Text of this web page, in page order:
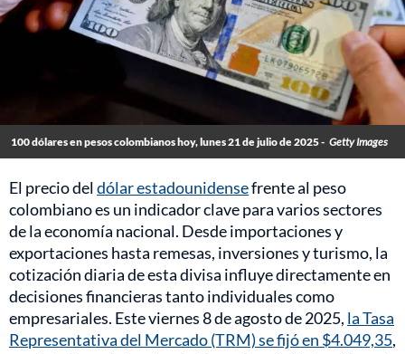
100 dólares en pesos colombianos hoy, lunes 21 de julio de 2025 - Getty Images
El precio deldólar estadounidensefrente al peso
colombiano es un indicador clave para varios sectores
de la economía nacional. Desde importaciones y
exportaciones hasta remesas, inversiones y turismo, la
cotización diaria de esta divisa influye directamente en
decisiones financieras tanto individuales como
empresariales. Este viernes 8 de agosto de 2025, la Tasa
Representativa del Mercado (TRM) se fijó en $4.049,35,